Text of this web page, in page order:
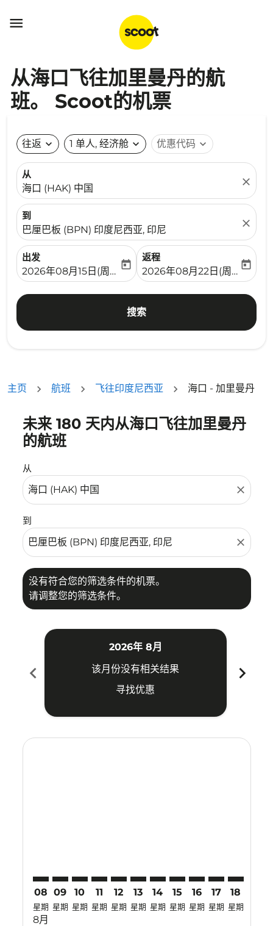

从海口飞往加里曼丹的航
班。 Scoot的机票
往返 expand_more 1 单人, 经济舱 expand_more 优惠代码 expand_more
从
海口 (HAK) 中国
close
到
巴厘巴板 (BPN) 印度尼西亚, 印尼
close
出发
fc-booking-departure-date-aria-label
2026年08月15日(周六)
today
返程
fc-booking-return-date-
2026年08月22日(周六)
today
搜索
主页 航班 飞往印度尼西亚 海口 - 加里曼丹
未来 180 天内从海口飞往加里曼丹
的航班
从
close
到
close
没有符合您的筛选条件的机票。
请调整您的筛选条件。
没有符合您的筛选条件的机票。请调整您的筛选条件。
chevron_left
2026年 8月
该月份没有相关结果
寻找优惠
chevron_right
08
星期
8月
09
星期
10
星期
11
星期
12
星期
13
星期
14
星期
15
星期
16
星期
17
星期
18
星期